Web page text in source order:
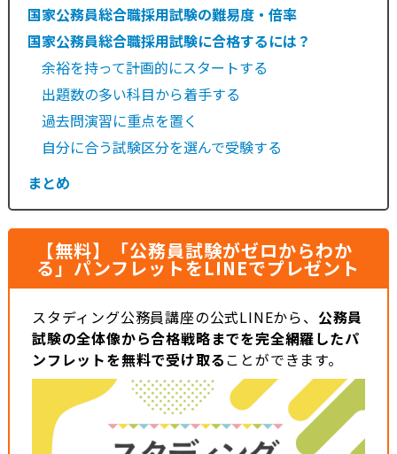
国家公務員総合職採用試験の難易度・倍率
国家公務員総合職採用試験に合格するには？
余裕を持って計画的にスタートする
出題数の多い科目から着手する
過去問演習に重点を置く
自分に合う試験区分を選んで受験する
まとめ
【無料】「公務員試験がゼロからわか
る」パンフレットをLINEでプレゼント
スタディング公務員講座の公式LINEから、 公務員
試験の全体像から合格戦略までを完全網羅したパ
ンフレットを無料で受け取ることができます。